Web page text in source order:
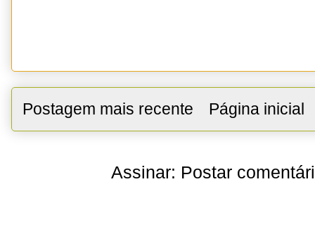
Postagem mais recente Página inicial
Assinar: Postar